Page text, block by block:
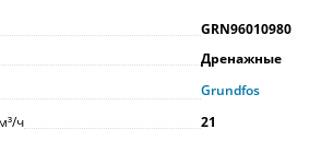
GRN96010980
Дренажные
Grundfos
ч
21